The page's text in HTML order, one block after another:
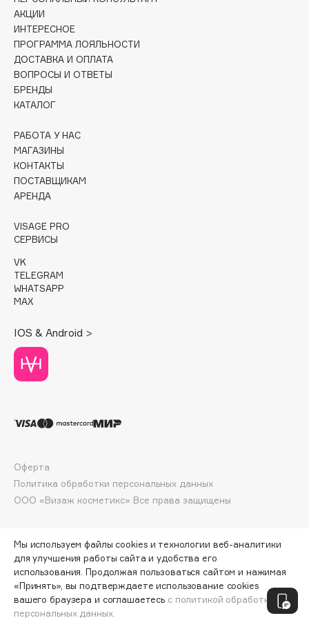
Consly
Corimo
CosRX
Crescina
Curaprox
D
d'Alba
DABO
DARLING*
Darphin
Davines
Dessange
Dior
Divage
Dr. Vranjes Firenze
DSD de Luxe
Dyson
ПО ЗОЛОТОЙ КАРТЕ: 1677 ₽
АКЦИИ
ИНТЕРЕСНОЕ
ПРОГРАММА ЛОЯЛЬНОСТИ
ДОСТАВКА И ОПЛАТА
ВОПРОСЫ И ОТВЕТЫ
БРЕНДЫ
КАТАЛОГ
РАБОТА У НАС
МАГАЗИНЫ
КОНТАКТЫ
ПОСТАВЩИКАМ
АРЕНДА
VISAGE PRO
СЕРВИСЫ
VK
TELEGRAM
WHATSAPP
MAX
IOS & Android >
ООО «Визаж косметикс» Все права защищены
Оферта
Политика обработки персональных данных
Мы используем файлы cookies и технологии веб-аналитики
для улучшения работы сайта и удобства его
использования. Продолжая пользоваться сайтом и нажимая
«Принять», вы подтверждаете использование cookies
вашего браузера и соглашаетесь с политикой обработки
персональных данных.